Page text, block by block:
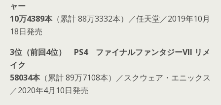
ャー
10万4389本（累計 88万3332本）／任天堂／2019年10月
18日発売
3位（前回4位） PS4 ファイナルファンタジーVII リメ
イク
58034本（累計 89万7108本）／スクウェア・エニックス
／2020年4月10日発売